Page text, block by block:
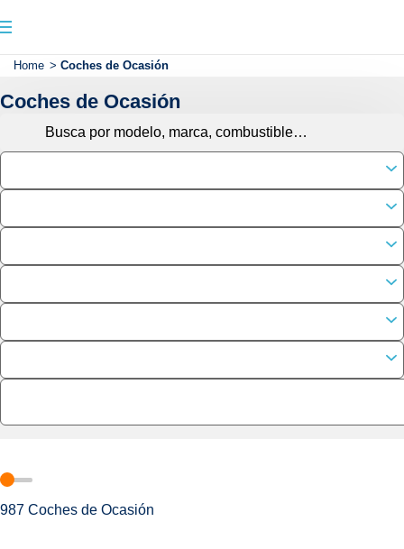
Home > Coches de Ocasión
Coches de Ocasión
987 Coches de Ocasión